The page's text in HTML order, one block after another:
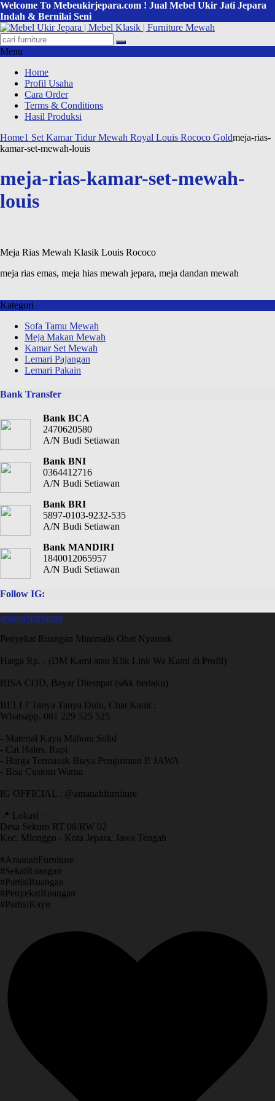
Welcome To Mebeukirjepara.com ! Jual Mebel Ukir Jati Jepara
Indah & Bernilai Seni
Menu
Home
Profil Usaha
Cara Order
Terms & Conditions
Hasil Produksi
Home1 Set Kamar Tidur Mewah Royal Louis Rococo Goldmeja-rias-
kamar-set-mewah-louis
meja-rias-kamar-set-mewah-
louis
Meja Rias Mewah Klasik Louis Rococo
meja rias emas, meja hias mewah jepara, meja dandan mewah
Kategori
Sofa Tamu Mewah
Meja Makan Mewah
Kamar Set Mewah
Lemari Pajangan
Lemari Pakain
Bank Transfer
Bank BCA
2470620580
A/N Budi Setiawan
Bank BNI
0364412716
A/N Budi Setiawan
Bank BRI
5897-0103-9232-535
A/N Budi Setiawan
Bank MANDIRI
1840012065957
A/N Budi Setiawan
Follow IG:
amanahfurniture
Penyekat Ruangan Minimalis Obat Nyamuk
Harga Rp. - (DM Kami atau Klik Link Wa Kami di Profil)
BISA COD, Bayar Ditempat (s&k berlaku)
BELI ? Tanya Tanya Dulu, Chat Kami :
Whatsapp. 081 229 525 525
- Material Kayu Mahoni Solid
- Cat Halus, Rapi
- Harga Termasuk Biaya Pengiriman P. JAWA
- Bisa Custom Warna
IG OFFICIAL : @amanahfurniture
📍 Lokasi :
Desa Sekuro RT 08/RW 02
Kec. Mlonggo - Kota Jepara, Jawa Tengah
​#AmanahFurniture
​#SekatRuangan
​#PartisiRuangan
​#PenyekatRuangan
​#PartisiKayu